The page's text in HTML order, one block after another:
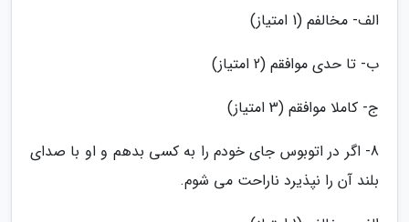
الف- مخالفم (1 امتیاز)
ب- تا حدی موافقم (2 امتیاز)
ج- کاملا موافقم (3 امتیاز)
8- اگر در اتوبوس جای خودم را به کسی بدهم و او با صدای
بلند آن را نپذیرد ناراحت می شوم.